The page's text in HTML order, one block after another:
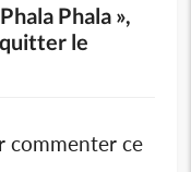
Phala »,
le
commenter ce